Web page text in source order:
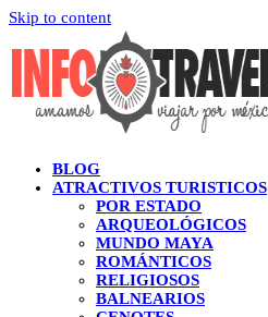
Skip to content
BLOG
ATRACTIVOS TURISTICOS
POR ESTADO
ARQUEOLÓGICOS
MUNDO MAYA
ROMÁNTICOS
RELIGIOSOS
BALNEARIOS